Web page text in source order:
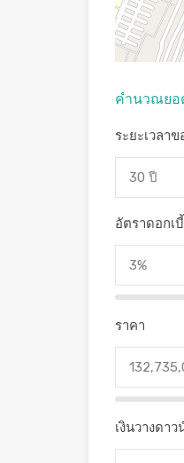
คํานวณยอ
ระยะเวลา
30 ปี
อัตราดอกเ
ราคา
เงินวางดาว